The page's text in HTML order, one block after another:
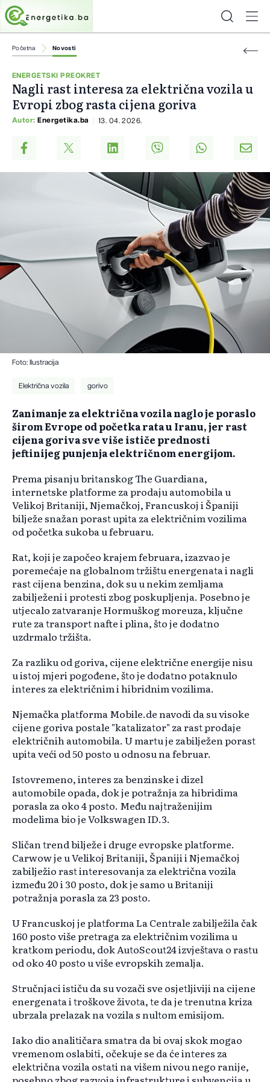
Početna Novosti
ENERGETSKI PREOKRET
Nagli rast interesa za električna vozila u
Evropi zbog rasta cijena goriva
Autor: Energetika.ba 13. 04. 2026.
Foto: Ilustracija
Električna vozila gorivo
Zanimanje za električna vozila naglo je poraslo
širom Evrope od početka rata u Iranu, jer rast
cijena goriva sve više ističe prednosti
jeftinijeg punjenja električnom energijom.
Prema pisanju britanskog The Guardiana,
internetske platforme za prodaju automobila u
Velikoj Britaniji, Njemačkoj, Francuskoj i Španiji
bilježe snažan porast upita za električnim vozilima
od početka sukoba u februaru.
Rat, koji je započeo krajem februara, izazvao je
poremećaje na globalnom tržištu energenata i nagli
rast cijena benzina, dok su u nekim zemljama
zabilježeni i protesti zbog poskupljenja. Posebno je
utjecalo zatvaranje Hormuškog moreuza, ključne
rute za transport nafte i plina, što je dodatno
uzdrmalo tržišta.
Za razliku od goriva, cijene električne energije nisu
u istoj mjeri pogođene, što je dodatno potaknulo
interes za električnim i hibridnim vozilima.
Njemačka platforma Mobile.de navodi da su visoke
cijene goriva postale "katalizator" za rast prodaje
električnih automobila. U martu je zabilježen porast
upita veći od 50 posto u odnosu na februar.
Istovremeno, interes za benzinske i dizel
automobile opada, dok je potražnja za hibridima
porasla za oko 4 posto. Među najtraženijim
modelima bio je Volkswagen ID.3.
Sličan trend bilježe i druge evropske platforme.
Carwow je u Velikoj Britaniji, Španiji i Njemačkoj
zabilježio rast interesovanja za električna vozila
između 20 i 30 posto, dok je samo u Britaniji
potražnja porasla za 23 posto.
U Francuskoj je platforma La Centrale zabilježila čak
160 posto više pretraga za električnim vozilima u
kratkom periodu, dok AutoScout24 izvještava o rastu
od oko 40 posto u više evropskih zemalja.
Stručnjaci ističu da su vozači sve osjetljiviji na cijene
energenata i troškove života, te da je trenutna kriza
ubrzala prelazak na vozila s nultom emisijom.
Iako dio analitičara smatra da bi ovaj skok mogao
vremenom oslabiti, očekuje se da će interes za
električna vozila ostati na višem nivou nego ranije,